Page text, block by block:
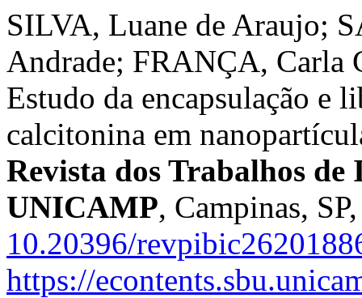
SILVA, Luane de Araujo;
Andrade; FRANÇA, Carla
Estudo da encapsulação e
calcitonina em
Revista dos Trabalhos
UNICAMP, Campinas,
10.20396/
https://